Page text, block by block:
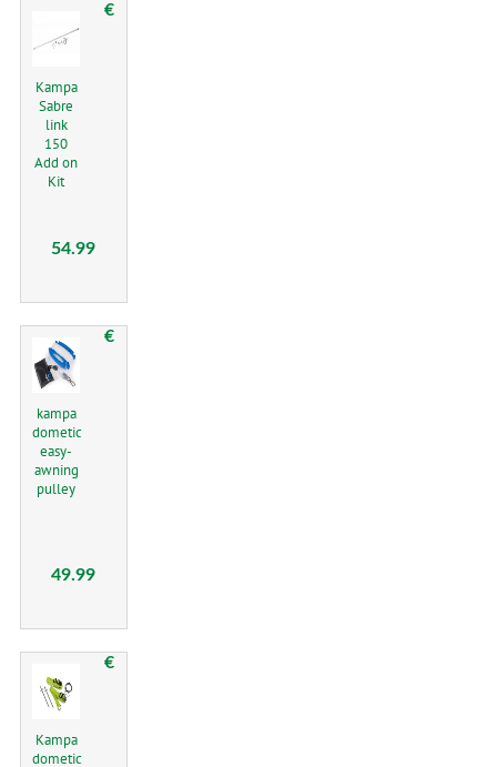
Kampa
Sabre
link
150
Add on
Kit
€
54.99
kampa
dometic
easy-
awning
pulley
€
49.99
Kampa
dometic
€